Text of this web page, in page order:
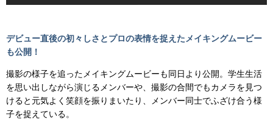
デビュー直後の初々しさとプロの表情を捉えたメイキングムービー
も公開！
撮影の様子を追ったメイキングムービーも同日より公開。学生生活
を思い出しながら演じるメンバーや、撮影の合間でもカメラを見つ
けると元気よく笑顔を振りまいたり、メンバー同士でふざけ合う様
子を捉えている。